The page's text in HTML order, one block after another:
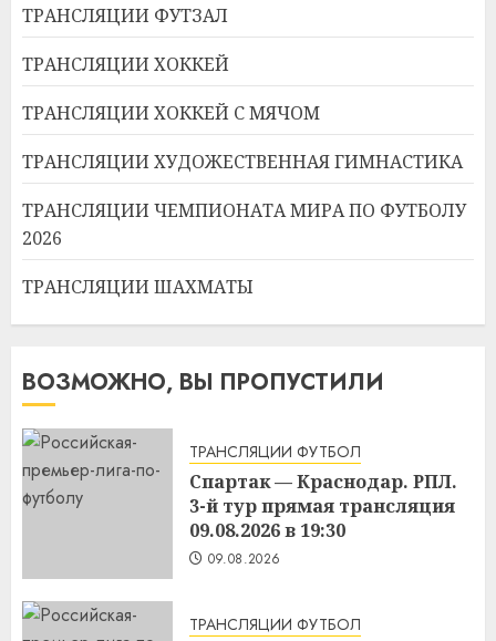
ТРАНСЛЯЦИИ ФУТЗАЛ
ТРАНСЛЯЦИИ ХОККЕЙ
ТРАНСЛЯЦИИ ХОККЕЙ С МЯЧОМ
ТРАНСЛЯЦИИ ХУДОЖЕСТВЕННАЯ ГИМНАСТИКА
ТРАНСЛЯЦИИ ЧЕМПИОНАТА МИРА ПО ФУТБОЛУ
2026
ТРАНСЛЯЦИИ ШАХМАТЫ
ВОЗМОЖНО, ВЫ ПРОПУСТИЛИ
ТРАНСЛЯЦИИ ФУТБОЛ
Спартак — Краснодар. РПЛ.
3-й тур прямая трансляция
09.08.2026 в 19:30
09.08.2026
ТРАНСЛЯЦИИ ФУТБОЛ